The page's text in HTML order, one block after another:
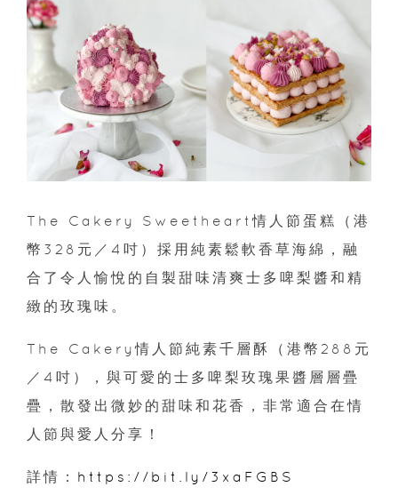
The Cakery Sweetheart情人節蛋糕（港
幣328元／4吋）採用純素鬆軟香草海綿，融
合了令人愉悅的自製甜味清爽士多啤梨醬和精
緻的玫瑰味。
The Cakery情人節純素千層酥（港幣288元
／4吋），與可愛的士多啤梨玫瑰果醬層層疊
疊，散發出微妙的甜味和花香，非常適合在情
人節與愛人分享！
詳情： https://bit.ly/3xaFGBS